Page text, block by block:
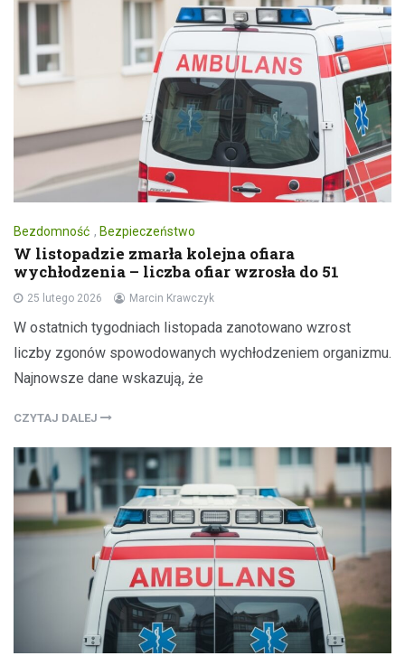
Bezdomność , Bezpieczeństwo
W listopadzie zmarła kolejna ofiara
wychłodzenia – liczba ofiar wzrosła do 51
25 lutego 2026 Marcin Krawczyk
W ostatnich tygodniach listopada zanotowano wzrost
liczby zgonów spowodowanych wychłodzeniem organizmu.
Najnowsze dane wskazują, że
CZYTAJ DALEJ